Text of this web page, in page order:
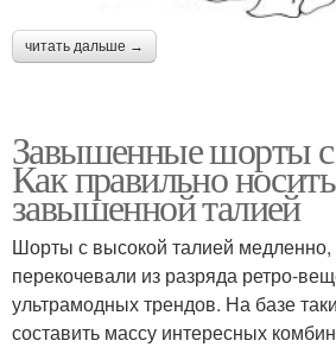
читать дальше →
Завышенные шорты с
Как правильно
завышенной талией
Шорты с высокой талией медленно,
перекочевали из разряда ретро-
ультрамодных трендов. На базе
составить массу интересных